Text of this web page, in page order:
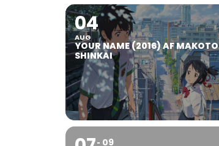
04
AUG
YOUR NAME (2016) AF MAKOTO
SHINKAI
09